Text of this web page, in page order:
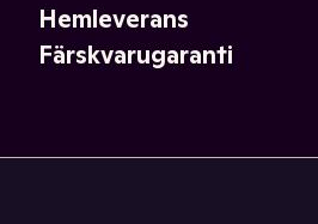
Hemleverans
Färskvarugaranti